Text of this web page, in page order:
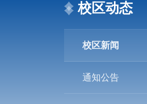
校区动态
校区新闻
通知公告